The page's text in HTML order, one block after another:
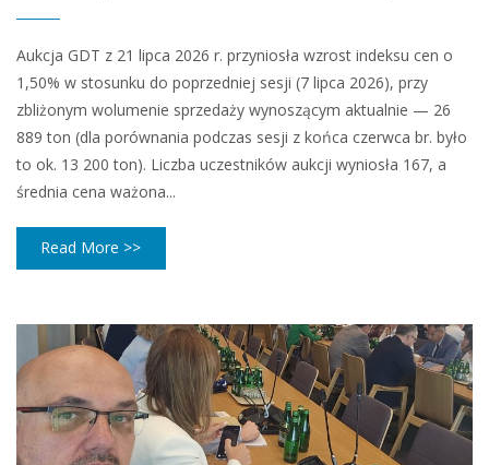
Aukcja GDT z 21 lipca 2026 r. przyniosła wzrost indeksu cen o
1,50% w stosunku do poprzedniej sesji (7 lipca 2026), przy
zbliżonym wolumenie sprzedaży wynoszącym aktualnie — 26
889 ton (dla porównania podczas sesji z końca czerwca br. było
to ok. 13 200 ton). Liczba uczestników aukcji wyniosła 167, a
średnia cena ważona...
Read More >>